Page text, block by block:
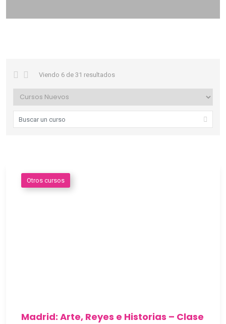
Viendo 6 de 31 resultados
Otros cursos
Madrid: Arte, Reyes e Historias – Clase